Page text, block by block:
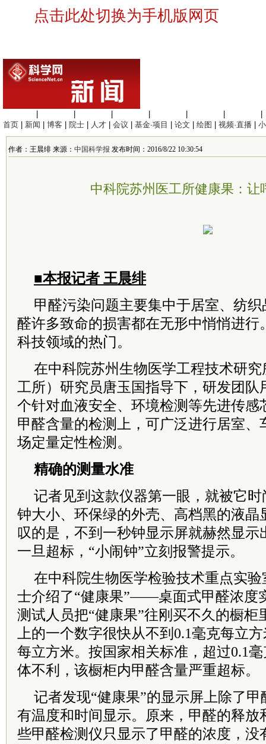
点击此处切换为手机版网页
首页
新闻 博客 院士 人才 会议 基金·项目 论文 绘图 视频·直播
作者：王晨绯 来源： 中国科学报 发布时间：2016/8/22 10:30:54
中科院苏州医工所健康果：让
■本报记者 王晨绯
甲醛污染问题主要集中于居室、纺
醛许多致命的损害都在无形中悄悄进行
科技领域的热门。
在中科院苏州生物医学工程技术研
工所）研究员唐玉国指导下，研发团队
个针对血液安全、环境检测等先进传感
甲醛含量的检测上，可广泛进行居室、
场定量定性检测。
精确的测量水准
记者见到这款仪器第一眼，就被它
钟大小、环保绿的外壳、高档黑的液晶
叹的是，不到一秒钟显示屏就赫然显示
一旦超标，“小闹钟”立刻报警提示。
在中科院生物医学检验技术重点实
士介绍了“健康果”——桌面式甲醛浓度
测试人员把“健康果”往刚买不久的橱柜
上的一个数字很快从不到0.1毫克每立
每立方米。按国家相关标准，超过0.1
体不利，该橱柜内甲醛含量严重超标。
记者发现“健康果”的显示屏上除了
有温度和时间显示。原来，甲醛的释放
些甲醛检测仪只显示了甲醛的浓度，没